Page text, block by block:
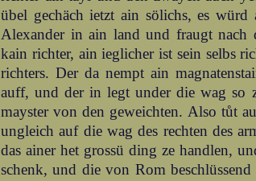
übel gechäch ietzt ain sölichs, es
Alexander in ain land und fraugt nach
kain richter, ain ieglicher ist sein selbs
richters. Der da nempt ain
auff, und der in legt under die wag so
mayster von den geweichten. Also tůt
ungleich auf die wag des rechten des
das ainer het grossü ding ze handlen,
schenk, und die von Rom